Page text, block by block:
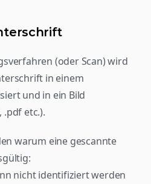
(oder Scan) wird
in einem
und in ein Bild
.pdf etc.).
warum eine gescannte
nicht identifiziert werden